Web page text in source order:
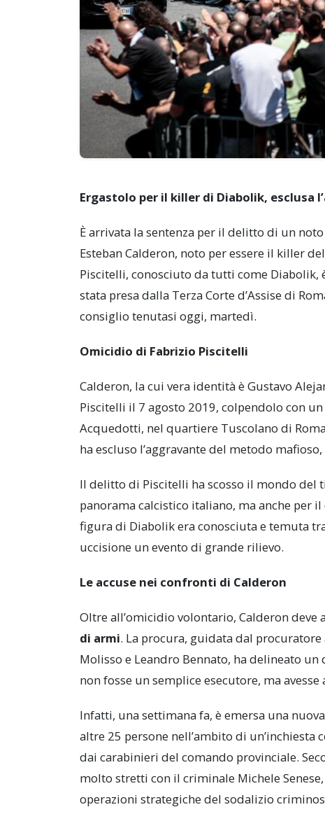
Ergastolo per il killer di Diabolik, esclusa
È arrivata la sentenza per il delitto di un
Esteban Calderon, noto per essere il killer
Piscitelli, conosciuto da tutti come Diabolik,
stata presa dalla Terza Corte d’Assise di
consiglio tenutasi oggi, martedì.
Omicidio di Fabrizio Piscitelli
Calderon, la cui vera identità è Gustavo
Piscitelli il 7 agosto 2019, colpendolo con
Acquedotti, nel quartiere Tuscolano di
ha escluso l’aggravante del metodo
Il delitto di Piscitelli ha scosso il mondo del
panorama calcistico italiano, ma anche per
figura di Diabolik era conosciuta e temuta
uccisione un evento di grande rilievo.
Le accuse nei confronti di Calderon
Oltre all’omicidio volontario, Calderon deve
di armi. La procura, guidata dal
Molisso e Leandro Bennato, ha delineato
non fosse un semplice esecutore, ma
Infatti, una settimana fa, è emersa una
altre 25 persone nell’ambito di
dai carabinieri del comando provinciale.
molto stretti con il criminale Michele
operazioni strategiche del sodalizio